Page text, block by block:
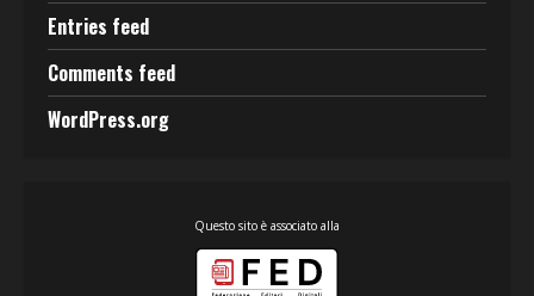
Entries feed
Comments feed
WordPress.org
Questo sito è associato alla